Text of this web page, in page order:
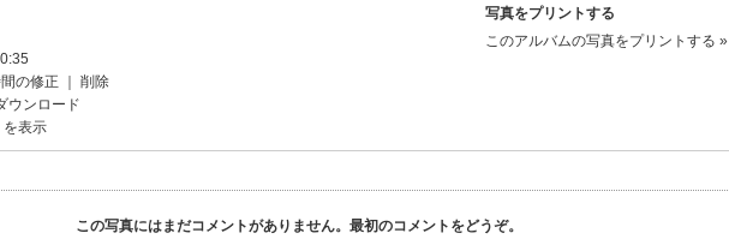
の修正
削除
ウンロード
を表示
写真をプリントする
このアルバムの写真をプリントする »
この写真にはまだコメントがありません。最初のコメントをどうぞ。